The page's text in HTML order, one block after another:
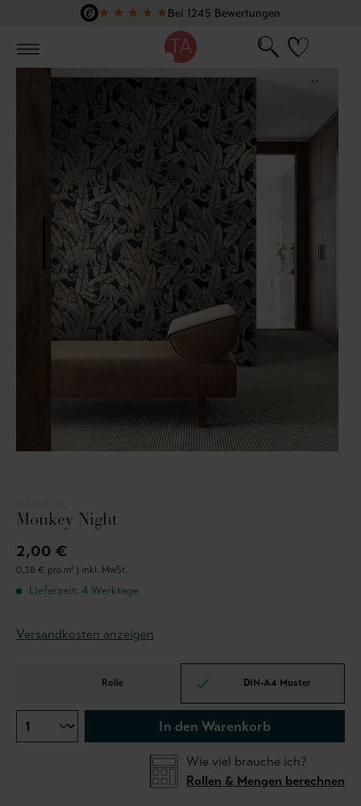
Zum Hauptinhalt springen
★ ★ ★ ★ ★Bei 1245 Bewertungen
Monkey Night
2,00 €
0,38 € pro m² | inkl. MwSt.
Lieferzeit: 4 Werktage
Versandkosten anzeigen
Rolle DIN-A4 Muster
In den Warenkorb
Wie viel brauche ich?
Rollen & Mengen berechnen